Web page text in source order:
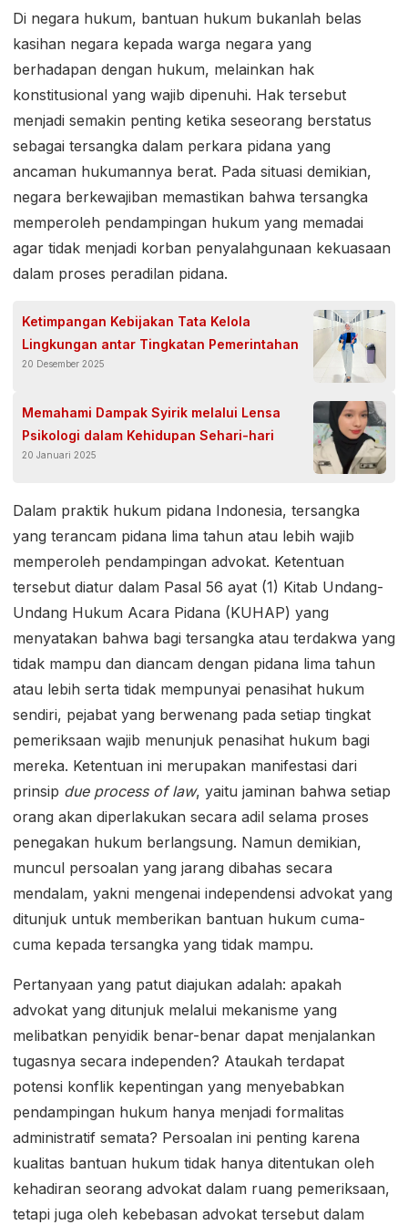
Di negara hukum, bantuan hukum bukanlah belas
kasihan negara kepada warga negara yang
berhadapan dengan hukum, melainkan hak
konstitusional yang wajib dipenuhi. Hak tersebut
menjadi semakin penting ketika seseorang berstatus
sebagai tersangka dalam perkara pidana yang
ancaman hukumannya berat. Pada situasi demikian,
negara berkewajiban memastikan bahwa tersangka
memperoleh pendampingan hukum yang memadai
agar tidak menjadi korban penyalahgunaan kekuasaan
dalam proses peradilan pidana.
Ketimpangan Kebijakan Tata Kelola
Lingkungan antar Tingkatan Pemerintahan
20 Desember 2025
Memahami Dampak Syirik melalui Lensa
Psikologi dalam Kehidupan Sehari-hari
20 Januari 2025
Dalam praktik hukum pidana Indonesia, tersangka
yang terancam pidana lima tahun atau lebih wajib
memperoleh pendampingan advokat. Ketentuan
tersebut diatur dalam Pasal 56 ayat (1) Kitab Undang-
Undang Hukum Acara Pidana (KUHAP) yang
menyatakan bahwa bagi tersangka atau terdakwa yang
tidak mampu dan diancam dengan pidana lima tahun
atau lebih serta tidak mempunyai penasihat hukum
sendiri, pejabat yang berwenang pada setiap tingkat
pemeriksaan wajib menunjuk penasihat hukum bagi
mereka. Ketentuan ini merupakan manifestasi dari
prinsip due process of law, yaitu jaminan bahwa setiap
orang akan diperlakukan secara adil selama proses
penegakan hukum berlangsung. Namun demikian,
muncul persoalan yang jarang dibahas secara
mendalam, yakni mengenai independensi advokat yang
ditunjuk untuk memberikan bantuan hukum cuma-
cuma kepada tersangka yang tidak mampu.
Pertanyaan yang patut diajukan adalah: apakah
advokat yang ditunjuk melalui mekanisme yang
melibatkan penyidik benar-benar dapat menjalankan
tugasnya secara independen? Ataukah terdapat
potensi konflik kepentingan yang menyebabkan
pendampingan hukum hanya menjadi formalitas
administratif semata? Persoalan ini penting karena
kualitas bantuan hukum tidak hanya ditentukan oleh
kehadiran seorang advokat dalam ruang pemeriksaan,
tetapi juga oleh kebebasan advokat tersebut dalam